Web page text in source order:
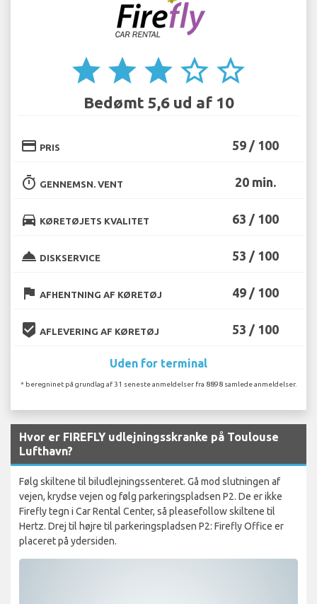
star star star star_border star_border
Bedømt 5,6 ud af 10
credit_card PRIS 59 / 100
timer GENNEMSN. VENT 20 min.
directions_car KØRETØJETS KVALITET 63 / 100
room_service DISKSERVICE 53 / 100
flag AFHENTNING AF KØRETØJ 49 / 100
beenhere AFLEVERING AF KØRETØJ 53 / 100
Uden for terminal
* beregninet på grundlag af 31 seneste anmeldelser fra 8898 samlede anmeldelser.
Hvor er FIREFLY udlejningsskranke på Toulouse
Lufthavn?
Følg skiltene til biludlejningssenteret. Gå mod slutningen af ​​
vejen, krydse vejen og følg parkeringspladsen P2. De er ikke
Firefly tegn i Car Rental Center, så pleasefollow skiltene til
Hertz. Drej til højre til parkeringspladsen P2: Firefly Office er
placeret på ydersiden.